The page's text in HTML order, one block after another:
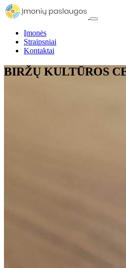
Įmonės
Straipsniai
Kontaktai
BIRŽŲ KULTŪROS